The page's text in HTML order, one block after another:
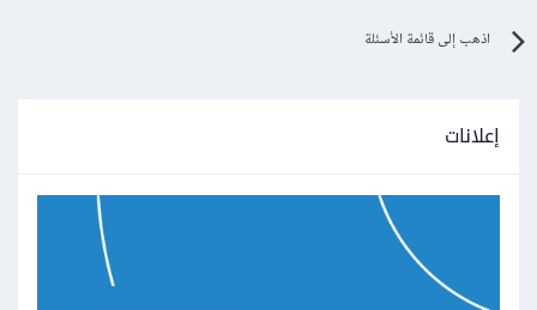
اذهب إلى قائمة الأسئلة
إعلانات